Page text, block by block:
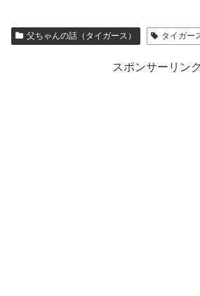
父ちゃんの話（タイガース） タイガー
スポンサーリンク